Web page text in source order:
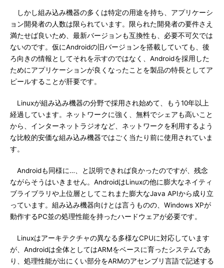
しかし組み込み機器の多くは特定の用途を持ち、アプリケーシ
ョン開発者の人数は限られています。限られた開発者の要件さえ
満たせば良いため、最新バージョンも互換性も、必要不可欠では
ないのです。仮にAndroidの旧バージョンを搭載していても、後
ろ向きの情報としてそれを示すのではなく、Androidを採用した
ためにアプリケーションが良くなったことを製品の特長としてア
ピールすることが肝要です。
Linuxが組み込み機器の分野で採用され始めて、もう10年以上
経過しています。ネットワークに強く、無料でシェアも高いこと
から、インターネットラジオなど、ネットワークを利用するよう
な比較的安価な組み込み機器ではごく当たり前に使用されていま
す。
Androidも同様に…、と説明できれば良かったのですが、残念
ながらそうはいきません。AndroidはLinuxの他に膨大なネイティ
ブライブラリや上位層としてこれまた膨大なJava APIから成り立
っています。組み込み機器向けとは言うものの、Windows XPが
動作するPC並の処理性能を持ったハードウェアが必要です。
Linuxはアーキテクチャの異なる多様なCPUに対応しています
が、Androidは全体としてはARMをベースに育ったシステムであ
り、処理性能が出にくい部分をARMのアセンブリ言語で記述する